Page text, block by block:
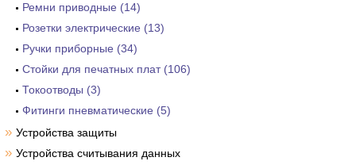
Ремни приводные (14)
Розетки электрические (13)
Ручки приборные (34)
Стойки для печатных плат (106)
Токоотводы (3)
Фитинги пневматические (5)
» Устройства защиты
» Устройства считывания данных